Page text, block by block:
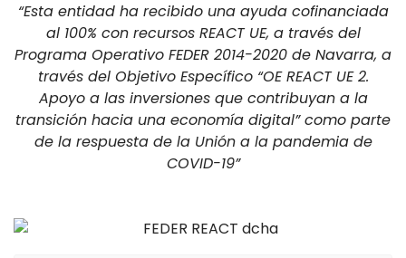
“Esta entidad ha recibido una ayuda cofinanciada
al 100% con recursos REACT UE, a través del
Programa Operativo FEDER 2014-2020 de Navarra, a
través del Objetivo Específico “OE REACT UE 2.
Apoyo a las inversiones que contribuyan a la
transición hacia una economía digital” como parte
de la respuesta de la Unión a la pandemia de
COVID-19”